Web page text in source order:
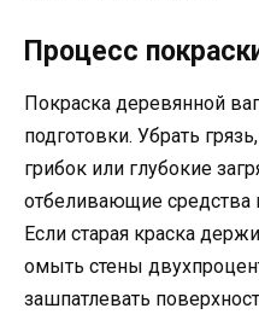
Процесс
Покраска деревянной
подготовки. Убрать
грибок или глубокие
отбеливающие
Если старая краска
омыть стены
зашпатлевать